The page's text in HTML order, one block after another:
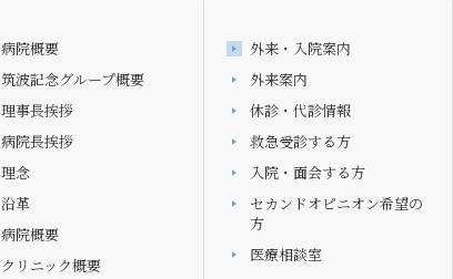
病院概要
筑波記念グループ概要
理事長挨拶
病院長挨拶
理念
沿革
病院概要
クリニック概要
外来・入院案内
外来案内
休診・代診情報
救急受診する方
入院・面会する方
セカンドオピニオン希望の
方
医療相談室